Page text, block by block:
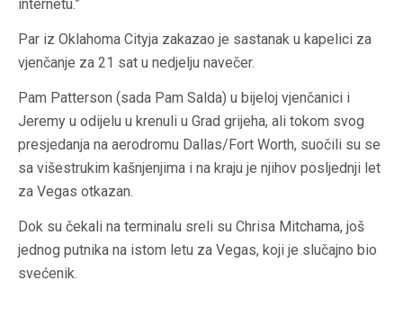
internetu.”
Par iz Oklahoma Cityja zakazao je sastanak u kapelici za
vjenčanje za 21 sat u nedjelju navečer.
Pam Patterson (sada Pam Salda) u bijeloj vjenčanici i
Jeremy u odijelu u krenuli u Grad grijeha, ali tokom svog
presjedanja na aerodromu Dallas/Fort Worth, suočili su se
sa višestrukim kašnjenjima i na kraju je njihov posljednji let
za Vegas otkazan.
Dok su čekali na terminalu sreli su Chrisa Mitchama, još
jednog putnika na istom letu za Vegas, koji je slučajno bio
svećenik.